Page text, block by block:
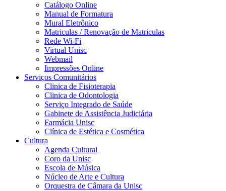
Catálogo Online
Manual de Formatura
Mural Eletrônico
Matriculas / Renovação de Matriculas
Rede Wi-Fi
Virtual Unisc
Webmail
Impressões Online
Serviços Comunitários
Clinica de Fisioterapia
Clinica de Odontologia
Serviço Integrado de Saúde
Gabinete de Assistência Judiciária
Farmácia Unisc
Clínica de Estética e Cosmética
Cultura
Agenda Cultural
Coro da Unisc
Escola de Música
Núcleo de Arte e Cultura
Orquestra de Câmara da Unisc